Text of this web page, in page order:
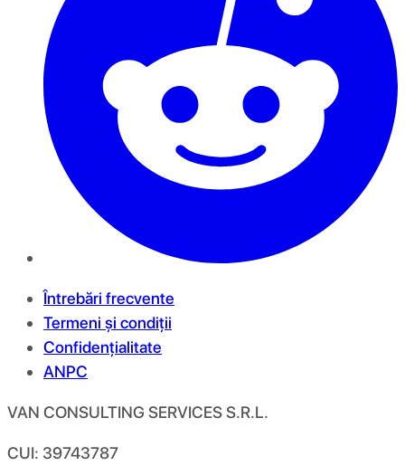
Întrebări frecvente
Termeni și condiții
Confidențialitate
ANPC
VAN CONSULTING SERVICES S.R.L.
CUI: 39743787